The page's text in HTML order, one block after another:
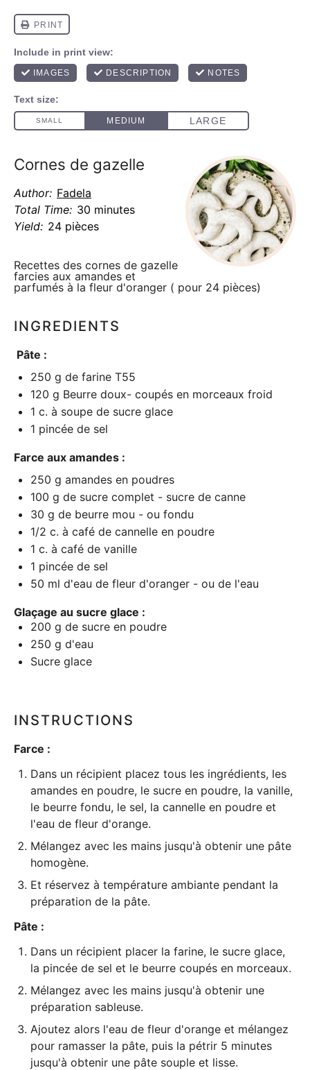
Cornes de gazelle
Author: Fadela
Total Time: 30 minutes
Yield: 24 pièces
Recettes des cornes de gazelle
farcies aux amandes et
parfumés à la fleur d'oranger ( pour 24 pièces)
INGREDIENTS
Pâte :
250 g de farine T55
120 g Beurre doux- coupés en morceaux froid
1 c. à soupe de sucre glace
1 pincée de sel
Farce aux amandes :
250 g amandes en poudres
100 g de sucre complet - sucre de canne
30 g de beurre mou - ou fondu
1/2 c. à café de cannelle en poudre
1 c. à café de vanille
1 pincée de sel
50 ml d'eau de fleur d'oranger - ou de l'eau
Glaçage au sucre glace :
200 g de sucre en poudre
250 g d'eau
Sucre glace
INSTRUCTIONS
Farce :
Dans un récipient placez tous les ingrédients, les
amandes en poudre, le sucre en poudre, la vanille,
le beurre fondu, le sel, la cannelle en poudre et
l'eau de fleur d'orange.
Mélangez avec les mains jusqu'à obtenir une pâte
homogène.
Et réservez à température ambiante pendant la
préparation de la pâte.
Pâte :
Dans un récipient placer la farine, le sucre glace,
la pincée de sel et le beurre coupés en morceaux.
Mélangez avec les mains jusqu'à obtenir une
préparation sableuse.
Ajoutez alors l'eau de fleur d'orange et mélangez
pour ramasser la pâte, puis la pétrir 5 minutes
jusqu'à obtenir une pâte souple et lisse.